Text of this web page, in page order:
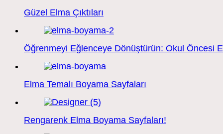
Güzel Elma Çıktıları
Öğrenmeyi Eğlenceye Dönüştürün: Okul Öncesi
Elma Temalı Boyama Sayfaları
Rengarenk Elma Boyama Sayfaları!